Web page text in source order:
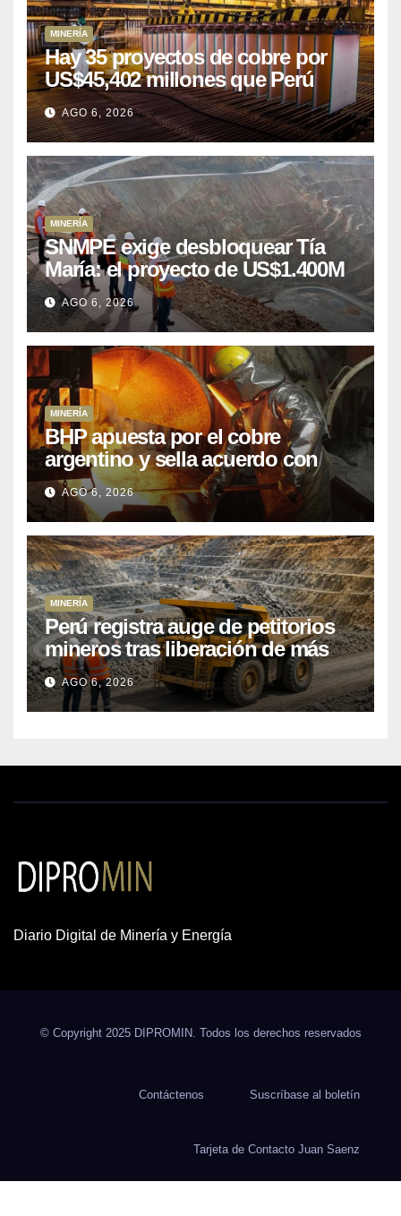
MINERÍA
Hay 35 proyectos de cobre por
US$45,402 millones que Perú
puede aprovechar
AGO 6, 2026
MINERÍA
SNMPE exige desbloquear Tía
María: el proyecto de US$1.400M
que Perú lleva 15 años
posponiendo
AGO 6, 2026
MINERÍA
BHP apuesta por el cobre
argentino y sella acuerdo con
Kobrea para siete proyecto
AGO 6, 2026
MINERÍA
Perú registra auge de petitorios
mineros tras liberación de más
de mil concesiones para explorar
cobre y oro
AGO 6, 2026
Diario Digital de Minería y Energía
© Copyright 2025 DIPROMIN. Todos los derechos reservados
Contáctenos Suscríbase al boletín
Tarjeta de Contacto Juan Saenz